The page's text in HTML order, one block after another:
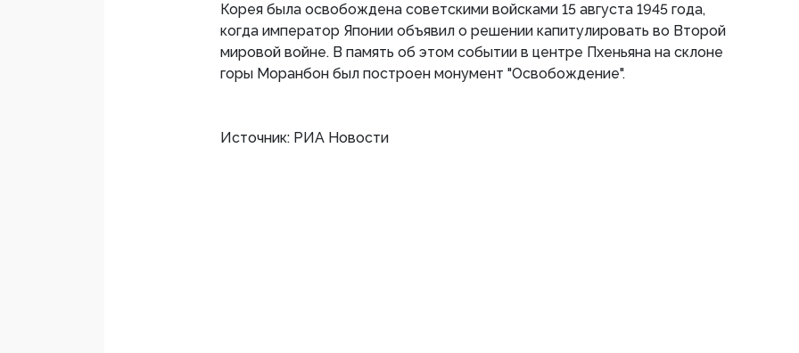
Корея была освобождена советскими войсками 15 августа 1945 года,
когда император Японии объявил о решении капитулировать во Второй
мировой войне. В память об этом событии в центре Пхеньяна на склоне
горы Моранбон был построен монумент "Освобождение".
Источник: РИА Новости